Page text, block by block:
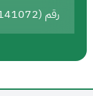
رقم (461141072/ق/1446هـ) وتاريخ (23/07/1446هـ)